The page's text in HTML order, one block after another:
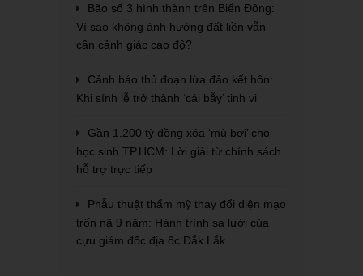
Bão số 3 hình thành trên Biển Đông:
Vì sao không ảnh hưởng đất liền vẫn
cần cảnh giác cao độ?
Cảnh báo thủ đoạn lừa đảo kết hôn:
Khi sính lễ trở thành ‘cái bẫy’ tinh vi
Gần 1.200 tỷ đồng xóa ‘mù bơi’ cho
học sinh TP.HCM: Lời giải từ chính sách
hỗ trợ trực tiếp
Phẫu thuật thẩm mỹ thay đổi diện mạo
trốn nã 9 năm: Hành trình sa lưới của
cựu giám đốc địa ốc Đắk Lắk